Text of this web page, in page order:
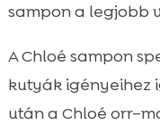
sampon a legjobb
A Chloé sampon
kutyák igényeihez
után a Chloé